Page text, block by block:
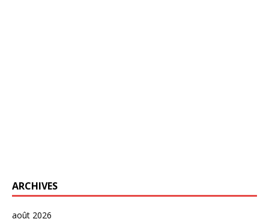
ARCHIVES
août 2026